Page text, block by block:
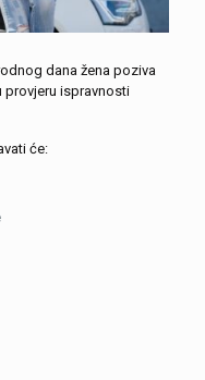
dana žena poziva
provjeru ispravnosti
će: